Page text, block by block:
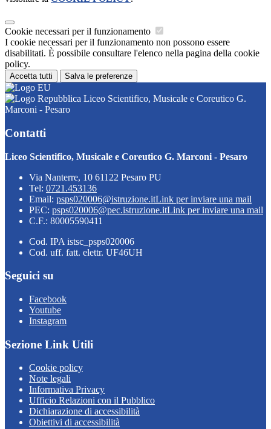
Cookie necessari per il funzionamento
I cookie necessari per il funzionamento non possono essere
disabilitati. È possibile consultare l'elenco nella pagina della cookie
policy.
Accetta tutti Salva le preferenze
Liceo Scientifico, Musicale e Coreutico G.
Marconi - Pesaro
Contatti
Liceo Scientifico, Musicale e Coreutico G. Marconi - Pesaro
Via Nanterre, 10 61122 Pesaro PU
Tel: 0721.453136
Email: psps020006@istruzione.itLink per inviare una mail
PEC: psps020006@pec.istruzione.itLink per inviare una mail
C.F.: 80005590411
Cod. IPA istsc_psps020006
Cod. uff. fatt. elettr. UF46UH
Seguici su
Facebook
Youtube
Instagram
Sezione Link Utili
Cookie policy
Note legali
Informativa Privacy
Ufficio Relazioni con il Pubblico
Dichiarazione di accessibilità
Obiettivi di accessibilità